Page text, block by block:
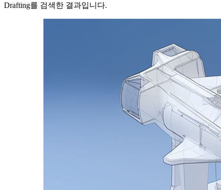
Drafting를 검색한 결과입니다.